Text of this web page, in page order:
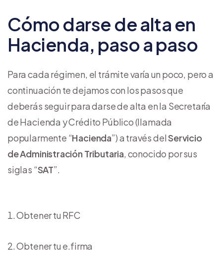
Cómo darse de alta en
Hacienda, paso a paso
Para cada régimen, el trámite varía un poco, pero a
continuación te dejamos con los pasos que
deberás seguir para darse de alta en la Secretaría
de Hacienda y Crédito Público (llamada
popularmente “Hacienda”) a través delServicio
de Administración Tributaria , conocido por sus
siglas “SAT”.
Obtener tu RFC
Obtener tu e.firma